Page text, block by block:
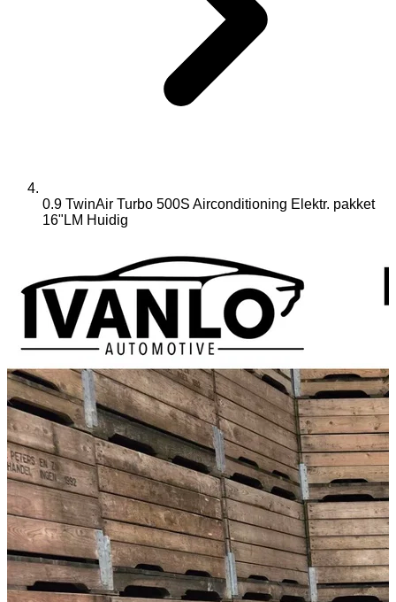
0.9 TwinAir Turbo 500S Airconditioning Elektr. pakket
16"LM Huidig